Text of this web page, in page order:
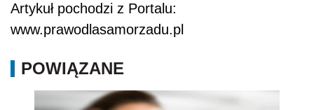
Artykuł pochodzi z Portalu:
www.prawodlasamorzadu.pl
POWIĄZANE